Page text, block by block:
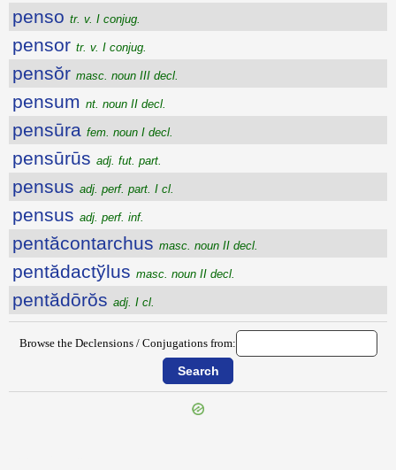
penso tr. v. I conjug.
pensor tr. v. I conjug.
pensŏr masc. noun III decl.
pensum nt. noun II decl.
pensūra fem. noun I decl.
pensūrūs adj. fut. part.
pensus adj. perf. part. I cl.
pensus adj. perf. inf.
pentăcontarchus masc. noun II decl.
pentădactўlus masc. noun II decl.
pentădōrŏs adj. I cl.
Browse the Declensions / Conjugations from: